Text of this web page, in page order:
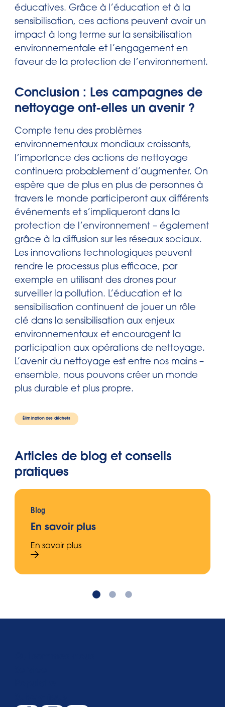
éducatives. Grâce à l’éducation et à la
sensibilisation, ces actions peuvent avoir un
impact à long terme sur la sensibilisation
environnementale et l’engagement en
faveur de la protection de l’environnement.
Conclusion : Les campagnes de
nettoyage ont-elles un avenir ?
Compte tenu des problèmes
environnementaux mondiaux croissants,
l’importance des actions de nettoyage
continuera probablement d’augmenter. On
espère que de plus en plus de personnes à
travers le monde participeront aux différents
événements et s’impliqueront dans la
protection de l’environnement – également
grâce à la diffusion sur les réseaux sociaux.
Les innovations technologiques peuvent
rendre le processus plus efficace, par
exemple en utilisant des drones pour
surveiller la pollution. L’éducation et la
sensibilisation continuent de jouer un rôle
clé dans la sensibilisation aux enjeux
environnementaux et encouragent la
participation aux opérations de nettoyage.
L’avenir du nettoyage est entre nos mains –
ensemble, nous pouvons créer un monde
plus durable et plus propre.
Élimination des déchets
Articles de blog et conseils
pratiques
Blog
En savoir plus
En savoir plus